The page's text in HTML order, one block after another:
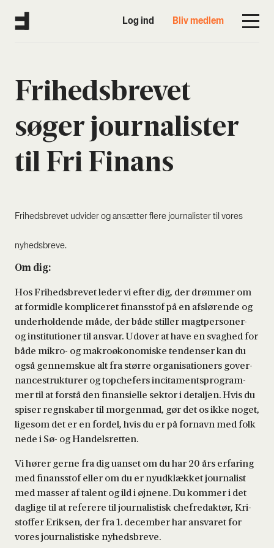
Log ind Bliv medlem
Fri­heds­bre­vet
søger jour­na­li­ster
til Fri Finans
Fri­heds­bre­vet udvi­der og ansæt­ter fle­re jour­na­li­ster til vores
nyheds­bre­ve.
Om dig:
Hos Fri­heds­bre­vet leder vi efter dig, der drøm­mer om
at for­mid­le kom­pli­ce­ret finans­stof på en afslø­ren­de og
under­hol­den­de måde, der både stil­ler magt­per­so­ner-
og insti­tu­tio­ner til ansvar. Udover at have en svag­hed for
både mikro- og makroø­ko­no­mi­ske ten­den­ser kan du
også gen­nem­skue alt fra stør­re orga­ni­sa­tio­ners gover­
nan­ce­struk­tu­rer og top­che­fers inci­ta­ments­pro­gram­
mer til at for­stå den finan­si­el­le sek­tor i detalj­en.Hvis du
spi­ser regn­ska­ber til mor­gen­mad, gør det os ikke noget,
lige­som det er en for­del, hvis du er på for­navn med folk
nede i Sø- og Han­dels­ret­ten.
Vi hører ger­ne fra dig uan­set om du har 20 års erfa­ring
med finans­stof eller om du er nyud­klæk­ket jour­na­list
med mas­ser af talent og ild i øjne­ne. Du kom­mer i det
dag­li­ge til at refe­re­re til jour­na­li­stisk che­fre­dak­tør, Kri­
stof­fer Erik­sen, der fra 1. decem­ber har ansva­ret for
vores jour­na­li­sti­ske nyheds­bre­ve.